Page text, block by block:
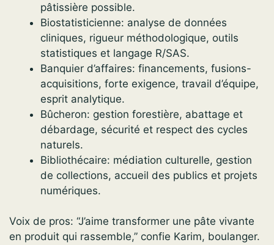
pâtissière possible.
Biostatisticienne: analyse de données
cliniques, rigueur méthodologique, outils
statistiques et langage R/SAS.
Banquier d’affaires: financements, fusions-
acquisitions, forte exigence, travail d’équipe,
esprit analytique.
Bûcheron: gestion forestière, abattage et
débardage, sécurité et respect des cycles
naturels.
Bibliothécaire: médiation culturelle, gestion
de collections, accueil des publics et projets
numériques.
Voix de pros: “J’aime transformer une pâte vivante
en produit qui rassemble,” confie Karim, boulanger.